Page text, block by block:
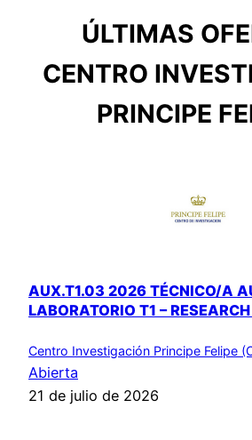
ÚLTIMAS
CENTRO
PRINCIPE
AUX.T1.03 2026 TÉCNICO/A
LABORATORIO T1 –
Centro Investigación Principe Felipe
Abierta
21 de julio de 2026